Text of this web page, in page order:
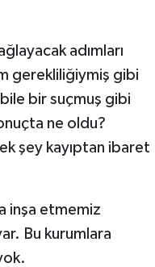
adımları
gerekliliğiymiş gibi
bir suçmuş gibi
ne oldu?
şey kayıptan ibaret
inşa etmemiz
Bu kurumlara